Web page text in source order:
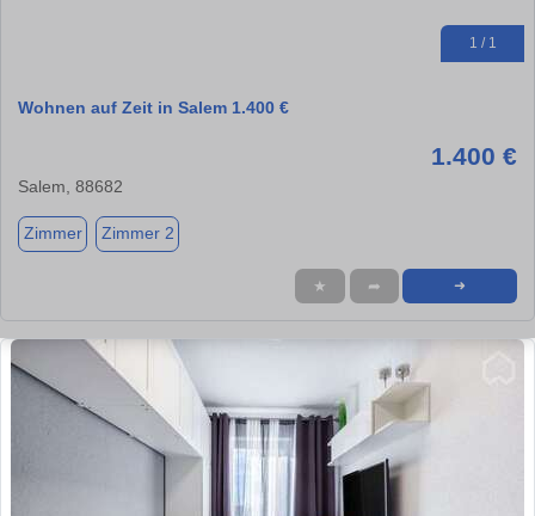
1 / 1
Wohnen auf Zeit in Salem 1.400 €
1.400 €
Salem, 88682
Zimmer Zimmer 2
★ ➦ ➜